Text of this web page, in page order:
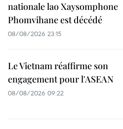
nationale lao Xaysomphone
Phomvihane est décédé
08/08/2026 23:15
Le Vietnam réaffirme son
engagement pour l'ASEAN
08/08/2026 09:22